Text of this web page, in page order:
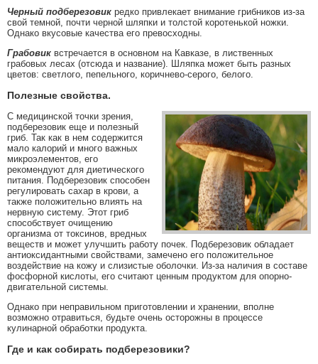
Черный подберезовик редко привлекает внимание грибников из-за
свой темной, почти черной шляпки и толстой коротенькой ножки.
Однако вкусовые качества его превосходны.
Грабовик встречается в основном на Кавказе, в лиственных
грабовых лесах (отсюда и название). Шляпка может быть разных
цветов: светлого, пепельного, коричнево-серого, белого.
Полезные свойства.
С медицинской точки зрения,
подберезовик еще и полезный
гриб. Так как в нем содержится
мало калорий и много важных
микроэлементов, его
рекомендуют для диетического
питания. Подберезовик способен
регулировать сахар в крови, а
также положительно влиять на
нервную систему. Этот гриб
способствует очищению
организма от токсинов, вредных
веществ и может улучшить работу почек. Подберезовик обладает
антиоксидантными свойствами, замечено его положительное
воздействие на кожу и слизистые оболочки. Из-за наличия в составе
фосфорной кислоты, его считают ценным продуктом для опорно-
двигательной системы.
Однако при неправильном приготовлении и хранении, вполне
возможно отравиться, будьте очень осторожны в процессе
кулинарной обработки продукта.
Где и как собирать подберезовики?